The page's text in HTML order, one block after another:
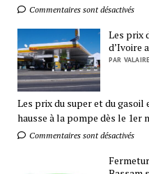
Commentaires sont désactivés
Les prix
d’Ivoire
PAR
Les prix du super et du gasoil
hausse à la pompe dès le 1er
Commentaires sont désactivés